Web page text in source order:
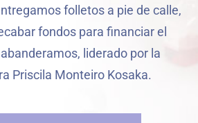
folletos a pie de calle,
fondos para financiar el
liderado por la
Priscila Monteiro Kosaka.